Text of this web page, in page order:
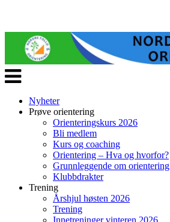
Veksle
navigasjon
Nyheter
Prøve orientering
Orienteringskurs 2026
Bli medlem
Kurs og coaching
Orientering – Hva og hvorfor?
Grunnleggende om orientering
Klubbdrakter
Trening
Årshjul høsten 2026
Trening
Innetreninger vinteren 2026